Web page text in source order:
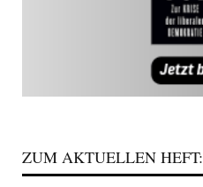
ZUM AKTUELLEN HEFT: